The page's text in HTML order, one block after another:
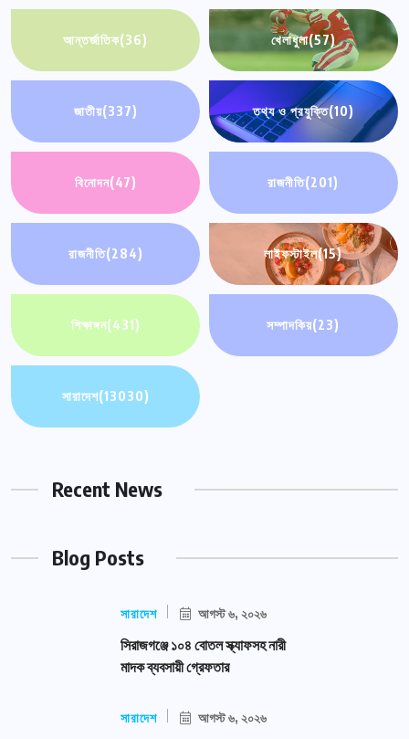
আন্তর্জাতিক(36) খেলাধুলা(57)
জাতীয়(337) তথ্য ও প্রযুক্তি(10)
বিনোদন(47) রাজনীতি(201)
রাজনীতি(284) লাইফস্টাইল(15)
শিক্ষাঙ্গন(431) সম্পাদকিয়(23)
সারাদেশ(13030)
Recent News
Blog Posts
সারাদেশ আগস্ট ৬, ২০২৬
সিরাজগঞ্জে ১০৪ বোতল স্ক্যাফসহ নারী
মাদক ব্যবসায়ী গ্রেফতার
সারাদেশ আগস্ট ৬, ২০২৬